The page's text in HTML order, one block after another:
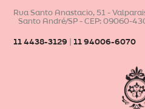
Rua Santo Anastacio, 51 -
Santo André/SP - CEP: 09060-
11 4438-3129 11 94006-6070